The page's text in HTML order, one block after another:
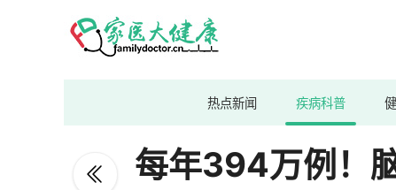
热点新闻 疾病科普
每年394万例！